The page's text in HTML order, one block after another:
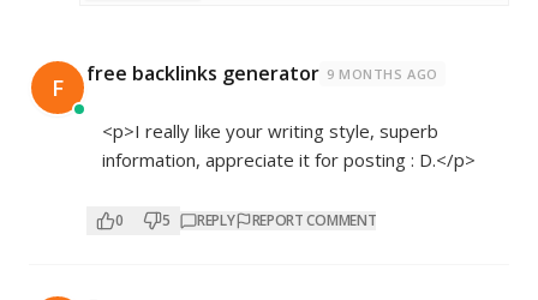
F free backlinks generator 9 MONTHS AGO
<p>I really like your writing style, superb
information, appreciate it for posting : D.</p>
0 5 REPLY REPORT COMMENT